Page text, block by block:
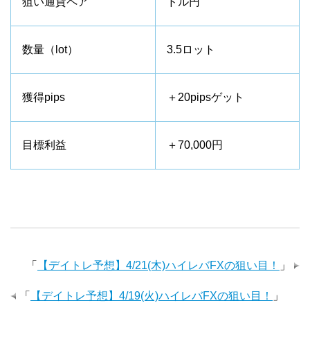
数量（lot） 3.5ロット
獲得pips ＋20pipsゲット
目標利益 ＋70,000円
「 【デイトレ予想】4/21(木)ハイレバFXの狙い目！ 」
「 【デイトレ予想】4/19(火)ハイレバFXの狙い目！ 」